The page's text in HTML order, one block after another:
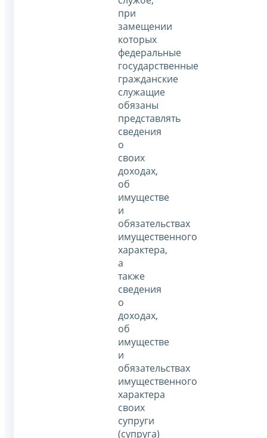
при
замещении
которых
федеральные
государственные
гражданские
служащие
обязаны
представлять
сведения
о
своих
доходах,
об
имуществе
и
обязательствах
имущественного
характера,
а
также
сведения
о
доходах,
об
имуществе
и
обязательствах
имущественного
характера
своих
супруги
(супруга)